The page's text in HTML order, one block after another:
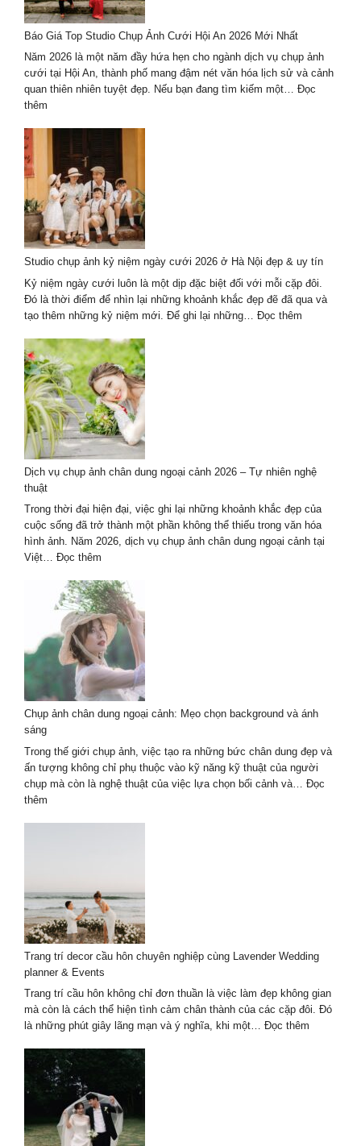
ảnh
cưới
2026
trọn
gói
–
Báo Giá Top Studio Chụp Ảnh Cưới Hội An 2026 Mới Nhất
Năm 2026 là một năm đầy hứa hẹn cho ngành dịch vụ chụp ảnh
cưới tại Hội An, thành phố mang đậm nét văn hóa lịch sử và cảnh
quan thiên nhiên tuyệt đẹp. Nếu bạn đang tìm kiếm một… Đọc
thêm
Top
Studio
Chụp
Ảnh
Cưới
Hội
An
2026
Mới
Nhất
Studio chụp ảnh kỷ niệm ngày cưới 2026 ở Hà Nội đẹp & uy tín
Kỷ niệm ngày cưới luôn là một dịp đặc biệt đối với mỗi cặp đôi.
Đó là thời điểm để nhìn lại những khoảnh khắc đẹp đẽ đã qua và
tạo thêm những kỷ niệm mới. Để ghi lại những… Đọc thêm
Hà
đẹp
&
uy
Dịch vụ chụp ảnh chân dung ngoại cảnh 2026 – Tự nhiên nghệ
thuật
Trong thời đại hiện đại, việc ghi lại những khoảnh khắc đẹp của
cuộc sống đã trở thành một phần không thể thiếu trong văn hóa
hình ảnh. Năm 2026, dịch vụ chụp ảnh chân dung ngoại cảnh tại
Việt… Đọc thêm
vụ
chụp
ảnh
chân
dung
ngoại
cảnh
2026
–
nhiên
nghệ
thuật
Chụp ảnh chân dung ngoại cảnh: Mẹo chọn background và ánh
sáng
Trong thế giới chụp ảnh, việc tạo ra những bức chân dung đẹp và
ấn tượng không chỉ phụ thuộc vào kỹ năng kỹ thuật của người
chụp mà còn là nghệ thuật của việc lựa chọn bối cảnh và… Đọc
thêm
cảnh:
Mẹo
chọn
background
và
ánh
sáng
Trang trí decor cầu hôn chuyên nghiệp cùng Lavender Wedding
planner & Events
Trang trí cầu hôn không chỉ đơn thuần là việc làm đẹp không gian
mà còn là cách thể hiện tình cảm chân thành của các cặp đôi. Đó
là những phút giây lãng mạn và ý nghĩa, khi một… Đọc thêm